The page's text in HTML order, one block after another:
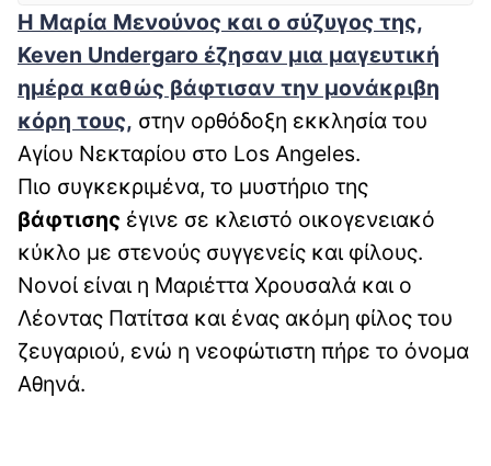
Η Μαρία Μενούνος και ο σύζυγος της,
Keven Undergaro έζησαν μια μαγευτική
ημέρα καθώς βάφτισαν την μονάκριβη
κόρη τους, στην ορθόδοξη εκκλησία του
Αγίου Νεκταρίου στο Los Angeles.
Πιο συγκεκριμένα, το μυστήριο της
βάφτισης έγινε σε κλειστό οικογενειακό
κύκλο με στενούς συγγενείς και φίλους.
Νονοί είναι η Μαριέττα Χρουσαλά και ο
Λέοντας Πατίτσα και ένας ακόμη φίλος του
ζευγαριού, ενώ η νεοφώτιστη πήρε το όνομα
Αθηνά.